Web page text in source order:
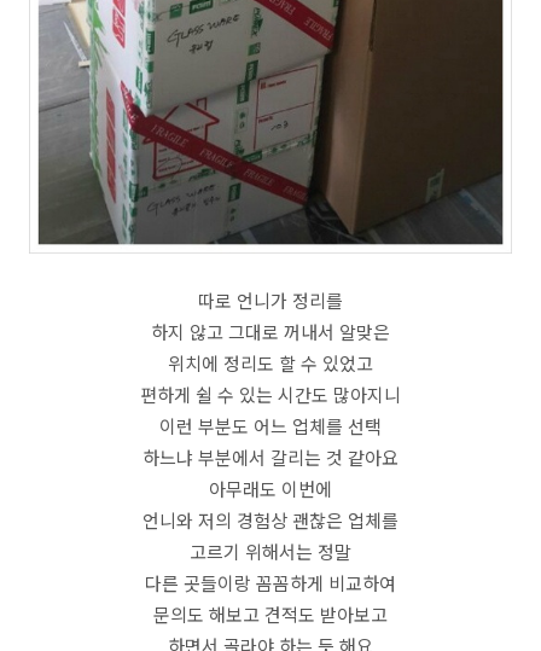
따로 언니가 정리를
하지 않고 그대로 꺼내서 알맞은
위치에 정리도 할 수 있었고
편하게 쉴 수 있는 시간도 많아지니
이런 부분도 어느 업체를 선택
하느냐 부분에서 갈리는 것 같아요
아무래도 이번에
언니와 저의 경험상 괜찮은 업체를
고르기 위해서는 정말
다른 곳들이랑 꼼꼼하게 비교하여
문의도 해보고 견적도 받아보고
하면서 골라야 하는 듯 해요